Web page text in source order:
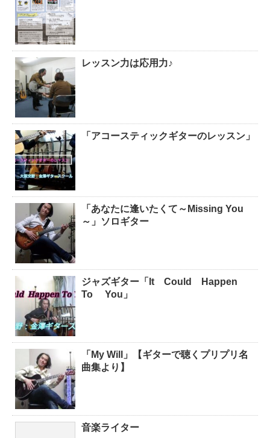
レッスン力は応用力♪
「アコースティックギターのレッスン」
「あなたに逢いたくて～Missing You
～」ソロギター
ジャズギター「It Could Happen
To You」
「My Will」【ギターで聴くプリプリ名
曲集より】
音楽ライター